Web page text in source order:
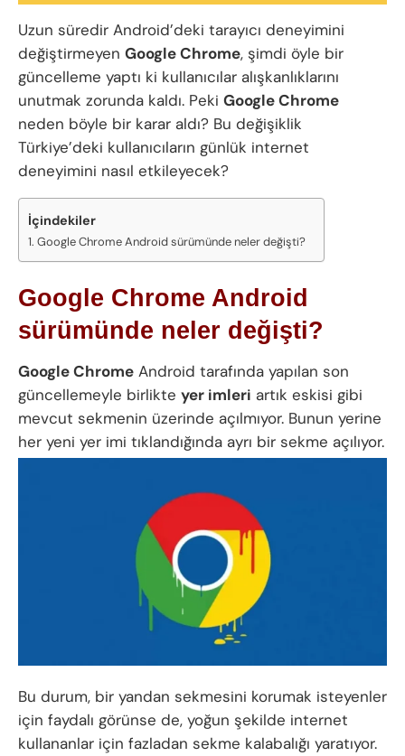
Uzun süredir Android’deki tarayıcı deneyimini
değiştirmeyen Google Chrome, şimdi öyle bir
güncelleme yaptı ki kullanıcılar alışkanlıklarını
unutmak zorunda kaldı. Peki Google Chrome
neden böyle bir karar aldı? Bu değişiklik
Türkiye’deki kullanıcıların günlük internet
deneyimini nasıl etkileyecek?
İçindekiler
Google Chrome Android sürümünde neler değişti?
Google Chrome Android
sürümünde neler değişti?
Google Chrome Android tarafında yapılan son
güncellemeyle birlikte yer imleri artık eskisi gibi
mevcut sekmenin üzerinde açılmıyor. Bunun yerine
her yeni yer imi tıklandığında ayrı bir sekme açılıyor.
Bu durum, bir yandan sekmesini korumak isteyenler
için faydalı görünse de, yoğun şekilde internet
kullananlar için fazladan sekme kalabalığı yaratıyor.